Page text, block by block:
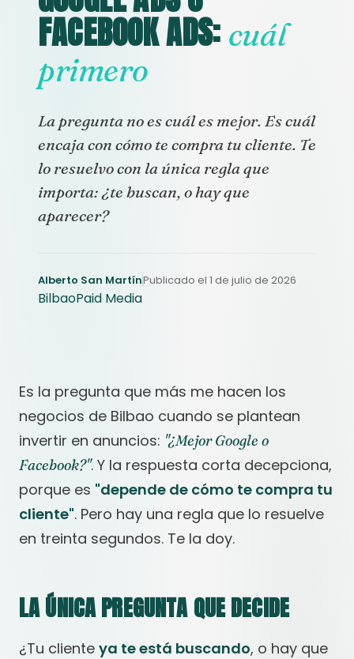
FACEBOOK ADS: cuál
primero
La pregunta no es cuál es mejor. Es cuál
encaja con cómo te compra tu cliente. Te
lo resuelvo con la única regla que
importa: ¿te buscan, o hay que
aparecer?
Alberto San MartínPublicado el 1 de julio de 2026
BilbaoPaid Media
Es la pregunta que más me hacen los
negocios de Bilbao cuando se plantean
invertir en anuncios: "¿Mejor Google o
Facebook?". Y la respuesta corta decepciona,
porque es "depende de cómo te compra tu
cliente". Pero hay una regla que lo resuelve
en treinta segundos. Te la doy.
LA ÚNICA PREGUNTA QUE DECIDE
¿Tu cliente ya te está buscando, o hay que